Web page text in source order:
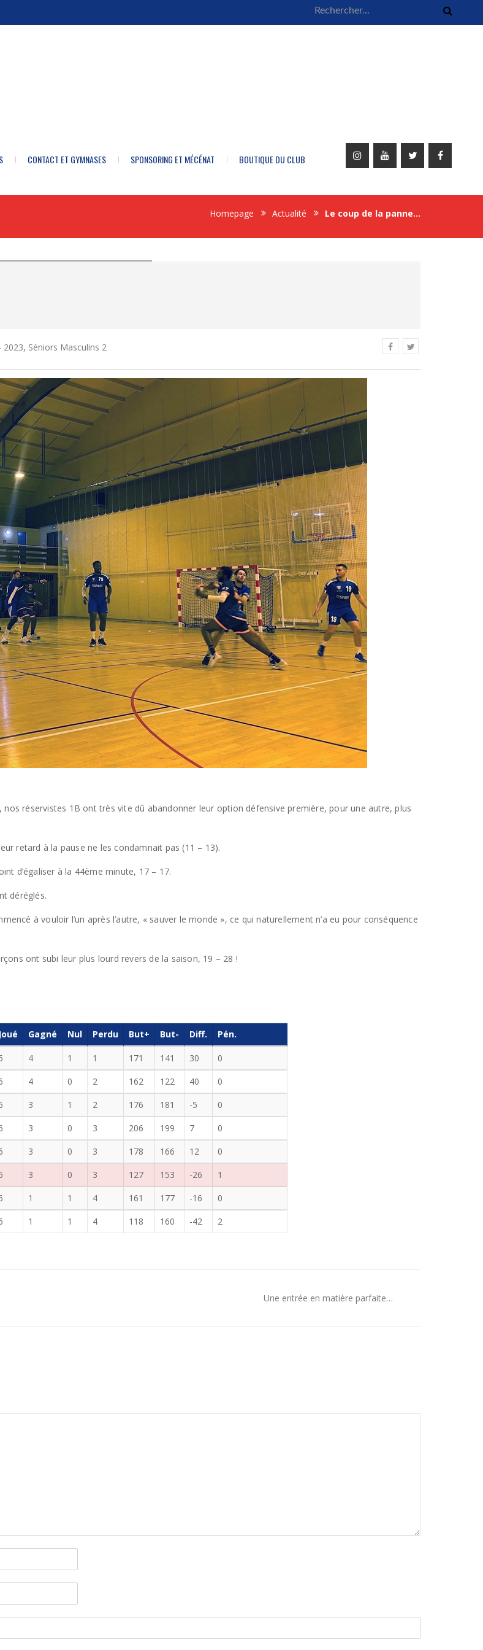
CONTACT ET GYMNASES SPONSORING ET MÉCÉNAT BOUTIQUE DU CLUB
Homepage Actualité Le coup de la panne…
2023, Séniors Masculins 2
nos réservistes 1B ont très vite dû abandonner leur option défensive première, pour une autre, plus
retard à la pause ne les condamnait pas (11 – 13).
d’égaliser à la 44ème minute, 17 – 17.
déréglés.
à vouloir l’un après l’autre, « sauver le monde », ce qui naturellement n’a eu pour conséquence
ont subi leur plus lourd revers de la saison, 19 – 28 !
Joué Gagné Nul Perdu But+ But- Diff. Pén.
4 1 1 171 141 30
0
4 0 2 162 122 40
0
3 1 2 176 181 -5
0
3 0 3 206 199 7
0
3 0 3 178 166 12
0
3 0 3 127 153 -26
1
1 1 4 161 177 -16
0
1 1 4 118 160 -42 2
Une entrée en matière parfaite…